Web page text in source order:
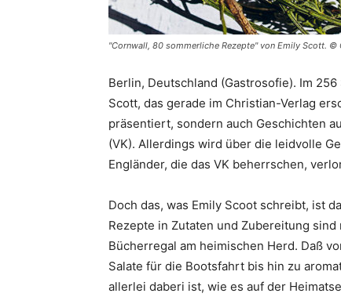
"Cornwall, 80 sommerliche Rezepte" von Emily Scott. ©
Berlin, Deutschland (Gastrosofie). Im
Scott, das gerade im Christian-Verlag
präsentiert, sondern auch Geschichten
(VK). Allerdings wird über die leidvolle
Engländer, die das VK beherrschen,
Doch das, was Emily Scoot schreibt, ist
Rezepte in Zutaten und Zubereitung
Bücherregal am heimischen Herd. Daß
Salate für die Bootsfahrt bis hin zu
allerlei daberi ist, wie es auf der